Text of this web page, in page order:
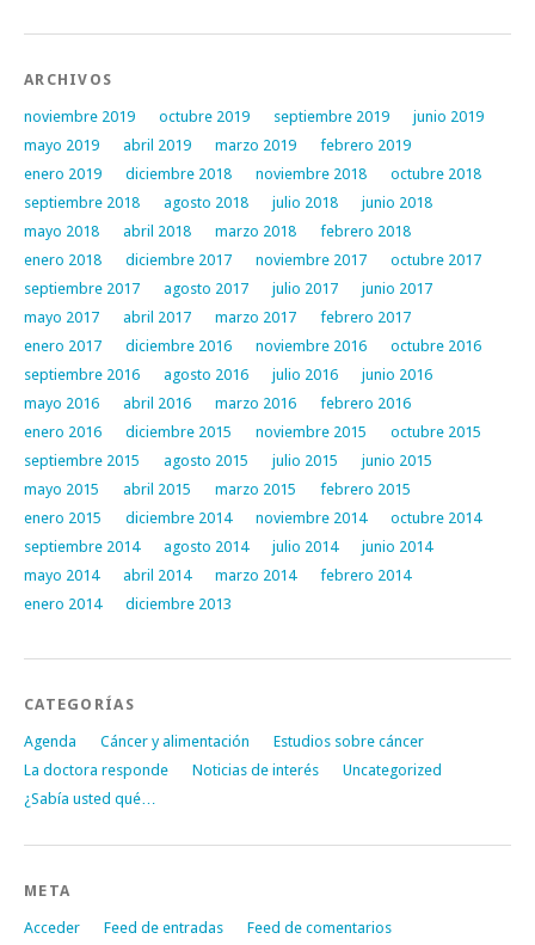
ARCHIVOS
noviembre 2019 octubre 2019 septiembre 2019
junio 2019
mayo 2019
abril 2019 marzo 2019
febrero 2019
enero 2019
diciembre 2018 noviembre 2018
octubre 2018
septiembre 2018
agosto 2018 julio 2018
junio 2018
mayo 2018
abril 2018 marzo 2018
febrero 2018
enero 2018
diciembre 2017 noviembre 2017
octubre 2017
septiembre 2017
agosto 2017 julio 2017
junio 2017
mayo 2017
abril 2017 marzo 2017
febrero 2017
enero 2017
diciembre 2016 noviembre 2016
octubre 2016
septiembre 2016
agosto 2016 julio 2016
junio 2016
mayo 2016
abril 2016 marzo 2016
febrero 2016
enero 2016
diciembre 2015 noviembre 2015
octubre 2015
septiembre 2015
agosto 2015 julio 2015
junio 2015
mayo 2015
abril 2015 marzo 2015
febrero 2015
enero 2015
diciembre 2014 noviembre 2014
octubre 2014
septiembre 2014
agosto 2014 julio 2014
junio 2014
mayo 2014
abril 2014 marzo 2014
febrero 2014
enero 2014
diciembre 2013
CATEGORÍAS
Agenda Cáncer y alimentación
Estudios sobre cáncer
La doctora responde
Noticias de interés
Uncategorized
¿Sabía usted qué…
META
Acceder Feed de entradas Feed de comentarios